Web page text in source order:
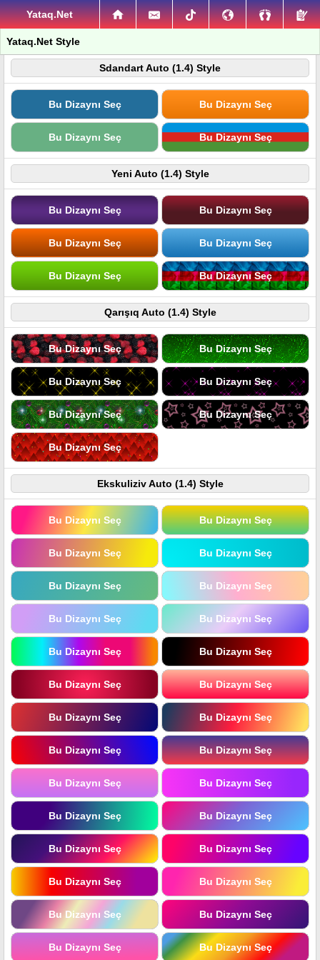
Yataq.Net
Yataq.Net Style
Sdandart Auto (1.4) Style
Bu Dizaynı Seç Bu Dizaynı Seç
Bu Dizaynı Seç Bu Dizaynı Seç
Yeni Auto (1.4) Style
Bu Dizaynı Seç Bu Dizaynı Seç
Bu Dizaynı Seç Bu Dizaynı Seç
Bu Dizaynı Seç Bu Dizaynı Seç
Qarışıq Auto (1.4) Style
Bu Dizaynı Seç Bu Dizaynı Seç
Bu Dizaynı Seç Bu Dizaynı Seç
Bu Dizaynı Seç Bu Dizaynı Seç
Bu Dizaynı Seç
Ekskuliziv Auto (1.4) Style
Bu Dizaynı Seç Bu Dizaynı Seç
Bu Dizaynı Seç Bu Dizaynı Seç
Bu Dizaynı Seç Bu Dizaynı Seç
Bu Dizaynı Seç Bu Dizaynı Seç
Bu Dizaynı Seç Bu Dizaynı Seç
Bu Dizaynı Seç Bu Dizaynı Seç
Bu Dizaynı Seç Bu Dizaynı Seç
Bu Dizaynı Seç Bu Dizaynı Seç
Bu Dizaynı Seç Bu Dizaynı Seç
Bu Dizaynı Seç Bu Dizaynı Seç
Bu Dizaynı Seç Bu Dizaynı Seç
Bu Dizaynı Seç Bu Dizaynı Seç
Bu Dizaynı Seç Bu Dizaynı Seç
Bu Dizaynı Seç Bu Dizaynı Seç